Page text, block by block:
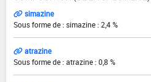
simazine
Sous forme de : simazine : 2,4 %
atrazine
Sous forme de : atrazine : 0,8 %